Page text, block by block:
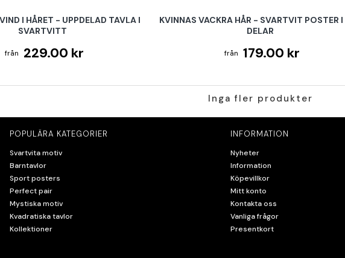
I HÅRET - UPPDELAD TAVLA I
SVARTVITT
229.00 kr
KVINNAS VACKRA HÅR - SVARTVIT POSTER
DELAR
179.00 kr
Inga fler produkter
POPULÄRA KATEGORIER
Svartvita motiv
Barntavlor
Sport posters
Perfect pair
Mystiska motiv
Kvadratiska tavlor
Kollektioner
INFORMATION
Nyheter
Information
Köpevillkor
Mitt konto
Kontakta oss
Vanliga frågor
Presentkort